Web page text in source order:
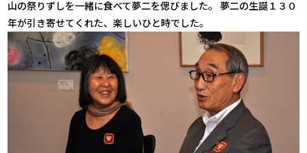
山の祭りずしを一緒に食べて夢二を偲びました。 夢二の生誕１３０
年が引き寄せてくれた、楽しいひと時でした。